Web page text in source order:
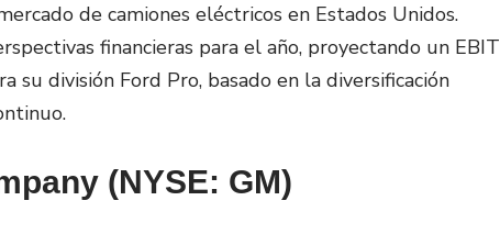
de camiones eléctricos en Estados Unidos.
financieras para el año, proyectando un EBIT
su división Ford Pro, basado en la diversificación
(NYSE: GM)